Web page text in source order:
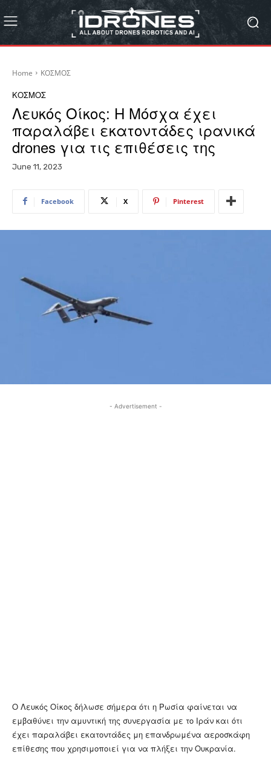
Home ΚΟΣΜΟΣ
ΚΟΣΜΟΣ
Λευκός Οίκος: Η Μόσχα έχει
παραλάβει εκατοντάδες ιρανικά
drones για τις επιθέσεις της
June 11, 2023
Facebook X Pinterest
- Advertisement -
Ο Λευκός Οίκος δήλωσε σήμερα ότι η Ρωσία φαίνεται να
εμβαθύνει την αμυντική της συνεργασία με το Ιράν και ότι
έχει παραλάβει εκατοντάδες μη επανδρωμένα αεροσκάφη
επίθεσης που χρησιμοποιεί για να πλήξει την Ουκρανία.